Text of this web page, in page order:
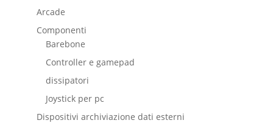
Arcade
Componenti
Barebone
Controller e gamepad
dissipatori
Joystick per pc
Dispositivi archiviazione dati esterni